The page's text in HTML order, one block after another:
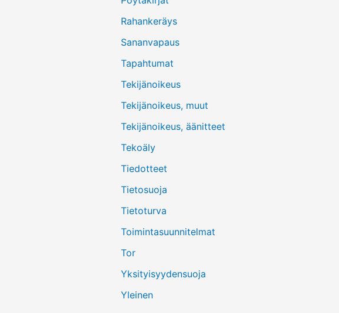
Rahankeräys
Sananvapaus
Tapahtumat
Tekijänoikeus
Tekijänoikeus, muut
Tekijänoikeus, äänitteet
Tekoäly
Tiedotteet
Tietosuoja
Tietoturva
Toimintasuunnitelmat
Tor
Yksityisyydensuoja
Yleinen